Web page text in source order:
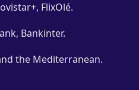
FlixOlé.
Bankinter.
the Mediterranean.